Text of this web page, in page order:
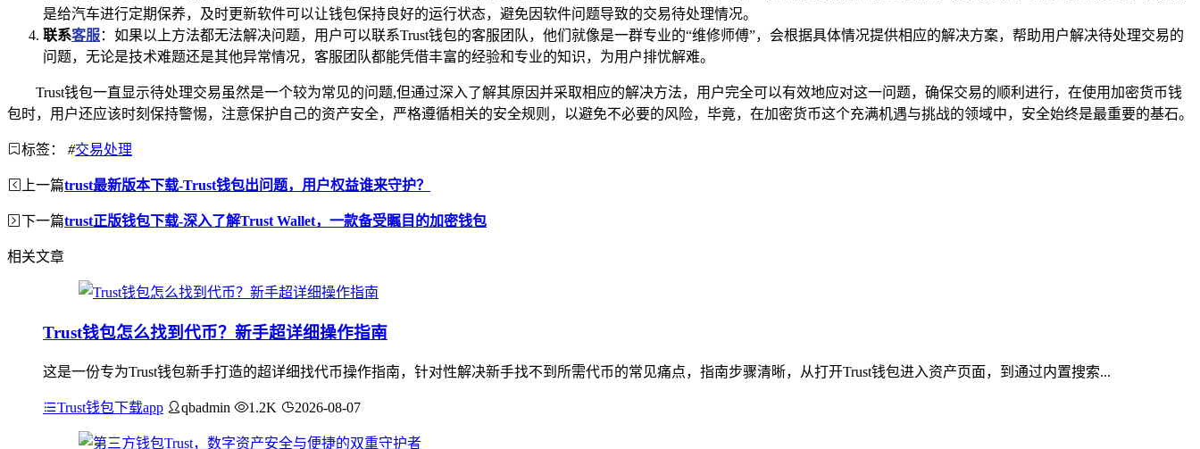
是给汽车进行定期保养，及时更新软件可以让钱包保持良好的运行状态，避免因软件问题导致的交易待处理情况。
联系客服：如果以上方法都无法解决问题，用户可以联系Trust钱包的客服团队，他们就像是一群专业的“维修师傅”，会根据具体情况提供相应的解决方案，帮助用户解决待处理交易的
问题，无论是技术难题还是其他异常情况，客服团队都能凭借丰富的经验和专业的知识，为用户排忧解难。
Trust钱包一直显示待处理交易虽然是一个较为常见的问题,但通过深入了解其原因并采取相应的解决方法，用户完全可以有效地应对这一问题，确保交易的顺利进行，在使用加密货币钱
包时，用户还应该时刻保持警惕，注意保护自己的资产安全，严格遵循相关的安全规则，以避免不必要的风险，毕竟，在加密货币这个充满机遇与挑战的领域中，安全始终是最重要的基石。
标签： #交易处理
上一篇trust最新版本下载-Trust钱包出问题，用户权益谁来守护？
下一篇trust正版钱包下载-深入了解Trust Wallet，一款备受瞩目的加密钱包
相关文章
Trust钱包怎么找到代币？新手超详细操作指南
这是一份专为Trust钱包新手打造的超详细找代币操作指南，针对性解决新手找不到所需代币的常见痛点，指南步骤清晰，从打开Trust钱包进入资产页面，到通过内置搜索...
Trust钱包下载app qbadmin 1.2K 2026-08-07